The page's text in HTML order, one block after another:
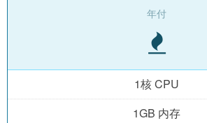
年付
1核 CPU
1GB 内存